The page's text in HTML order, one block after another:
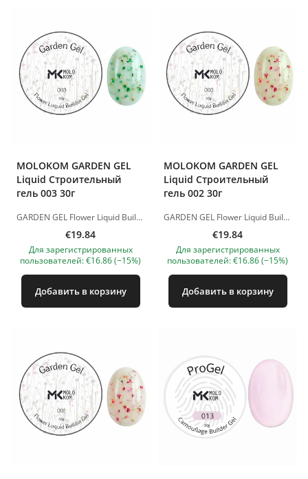
MOLOKOM GARDEN GEL
Liquid Строительный
гель 003 30г
GARDEN GEL Flower Liquid Builder Gel - жидкий строительный гель с декоративными сухоцветами для создания нежных, воздушных и женственных дизайнов. Гель сочетает в себе прочность моделирующего материала и красивый цветочный эффект. Сухоцветы красиво смотрятся в покрытии, создавая эффект «цветочного сада» на ногтях. Подходит для укрепления натуральных ногтей, выравнивания ногтевой пластины, моделирования и создания декоративных floral-дизайнов. Материал самовыравнивается, удобен в работе и позволяет получить аккуратное, эстетичное покрытие без лишнего объёма. Преимущества: • жидкий строительный гель с сухоцветами; • подходит для укрепления и моделирования; • создаёт нежный цветочный эффект; • самовыравнивающаяся текстура; • подходит для натуральных, романтичных и весенне-летних дизайнов. Время полимеризации: LED-лампа — 60 секунд. Изображения продуктов носят иллюстративный характер. Если у вас есть какие-либо вопросы, мы всегда ждем вашего письма nanatallinn@gmail.com
€19.84
Для зарегистрированных
пользователей: €16.86 (−15%)
Добавить в корзину
MOLOKOM GARDEN GEL
Liquid Строительный
гель 002 30г
GARDEN GEL Flower Liquid Builder Gel - жидкий строительный гель с декоративными сухоцветами для создания нежных, воздушных и женственных дизайнов. Гель сочетает в себе прочность моделирующего материала и красивый цветочный эффект. Сухоцветы красиво смотрятся в покрытии, создавая эффект «цветочного сада» на ногтях. Подходит для укрепления натуральных ногтей, выравнивания ногтевой пластины, моделирования и создания декоративных floral-дизайнов. Материал самовыравнивается, удобен в работе и позволяет получить аккуратное, эстетичное покрытие без лишнего объёма. Преимущества: • жидкий строительный гель с сухоцветами; • подходит для укрепления и моделирования; • создаёт нежный цветочный эффект; • самовыравнивающаяся текстура; • подходит для натуральных, романтичных и весенне-летних дизайнов. Время полимеризации: LED-лампа — 60 секунд. Изображения продуктов носят иллюстративный характер. Если у вас есть какие-либо вопросы, мы всегда ждем вашего письма nanatallinn@gmail.com
€19.84
Для зарегистрированных
пользователей: €16.86 (−15%)
Добавить в корзину